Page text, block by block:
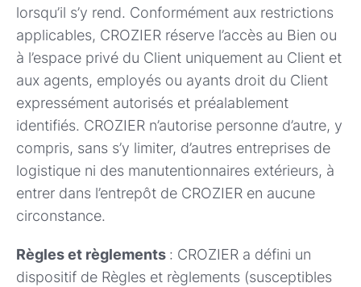
lorsqu’il s’y rend. Conformément aux restrictions
applicables, CROZIER réserve l’accès au Bien ou
à l’espace privé du Client uniquement au Client et
aux agents, employés ou ayants droit du Client
expressément autorisés et préalablement
identifiés. CROZIER n’autorise personne d’autre, y
compris, sans s’y limiter, d’autres entreprises de
logistique ni des manutentionnaires extérieurs, à
entrer dans l’entrepôt de CROZIER en aucune
circonstance.
Règles et règlements : CROZIER a défini un
dispositif de Règles et règlements (susceptibles